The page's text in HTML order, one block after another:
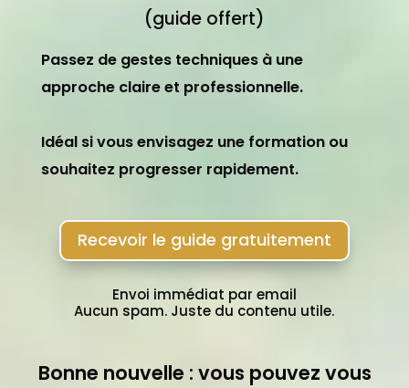
(guide offert)
Passez de gestes techniques à une
approche claire et professionnelle.
Idéal si vous envisagez une formation ou
souhaitez progresser rapidement.
Recevoir le guide gratuitement
Envoi immédiat par email
Aucun spam. Juste du contenu utile.
Bonne nouvelle : vous pouvez vous